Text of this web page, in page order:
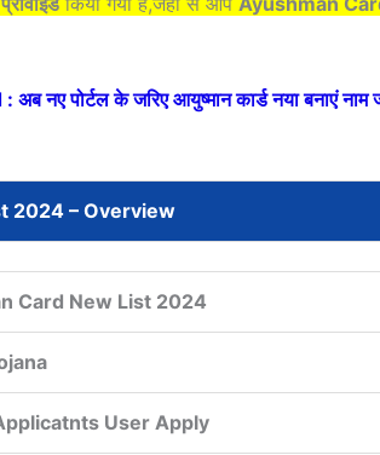
पोर्टल के जरिए आयुष्मान कार्ड नया बनाएं नाम
2024 – Overview
Card New List 2024
User Apply